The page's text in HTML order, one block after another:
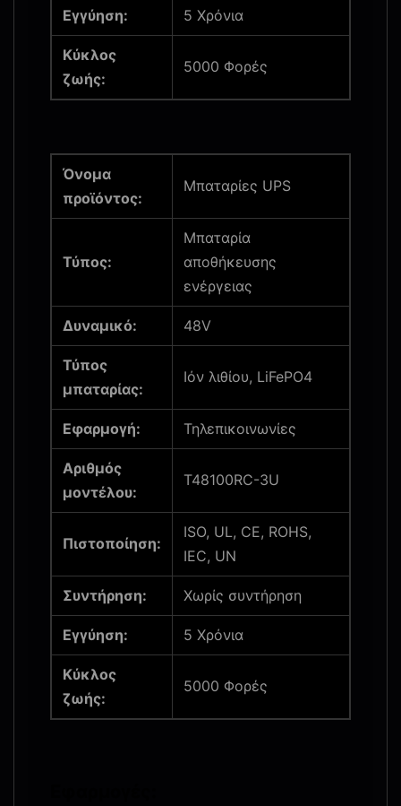
Εγγύηση: 5 Χρόνια
Κύκλος
ζωής:
5000 Φορές
Όνομα
προϊόντος:
Μπαταρίες UPS
Τύπος:
Μπαταρία
αποθήκευσης
ενέργειας
Δυναμικό: 48V
Τύπος
μπαταρίας:
Ιόν λιθίου, LiFePO4
Εφαρμογή: Τηλεπικοινωνίες
Αριθμός
μοντέλου:
T48100RC-3U
Πιστοποίηση:
ISO, UL, CE, ROHS,
IEC, UN
Συντήρηση: Χωρίς συντήρηση
Εγγύηση: 5 Χρόνια
Κύκλος
ζωής:
5000 Φορές